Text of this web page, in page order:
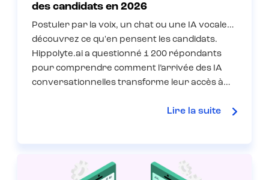
des candidats en 2026
Postuler par la voix, un chat ou une IA vocale…
découvrez ce qu'en pensent les candidats.
Hippolyte.ai a questionné 1 200 répondants
pour comprendre comment l’arrivée des IA
conversationnelles transforme leur accès à…
Lire la suite